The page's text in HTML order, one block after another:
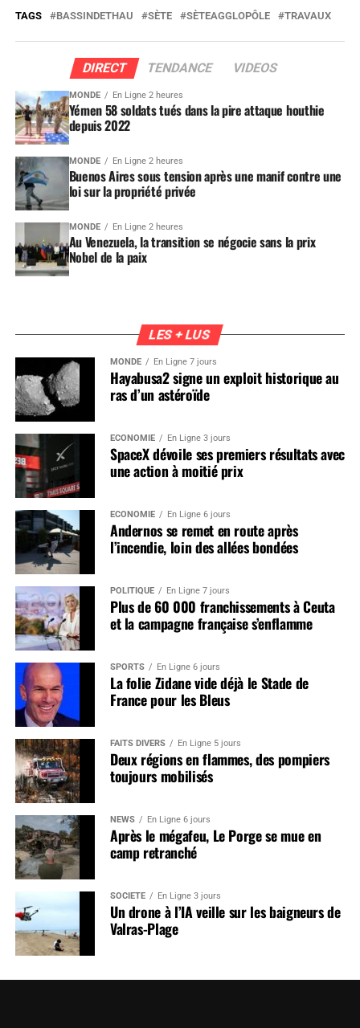
TAGS BASSINDETHAU SÈTE SÈTEAGGLOPÔLE TRAVAUX
DIRECT TENDANCE VIDEOS
MONDE En Ligne 2 heures
Yémen 58 soldats tués dans la pire attaque houthie
depuis 2022
MONDE En Ligne 2 heures
Buenos Aires sous tension après une manif contre une
loi sur la propriété privée
MONDE En Ligne 2 heures
Au Venezuela, la transition se négocie sans la prix
Nobel de la paix
LES + LUS
MONDE En Ligne 7 jours
Hayabusa2 signe un exploit historique au
ras d’un astéroïde
ÉCONOMIE En Ligne 3 jours
SpaceX dévoile ses premiers résultats avec
une action à moitié prix
ÉCONOMIE En Ligne 6 jours
Andernos se remet en route après
l’incendie, loin des allées bondées
POLITIQUE En Ligne 7 jours
Plus de 60 000 franchissements à Ceuta
et la campagne française s’enflamme
SPORTS En Ligne 6 jours
La folie Zidane vide déjà le Stade de
France pour les Bleus
FAITS DIVERS En Ligne 5 jours
Deux régions en flammes, des pompiers
toujours mobilisés
NEWS En Ligne 6 jours
Après le mégafeu, Le Porge se mue en
camp retranché
SOCIÉTÉ En Ligne 3 jours
Un drone à l’IA veille sur les baigneurs de
Valras-Plage